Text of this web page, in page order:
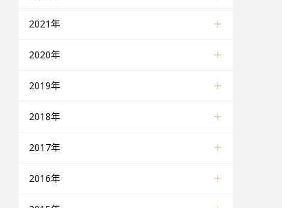
2021年
2020年
2019年
2018年
2017年
2016年